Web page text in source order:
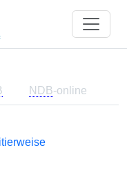
NDB-online